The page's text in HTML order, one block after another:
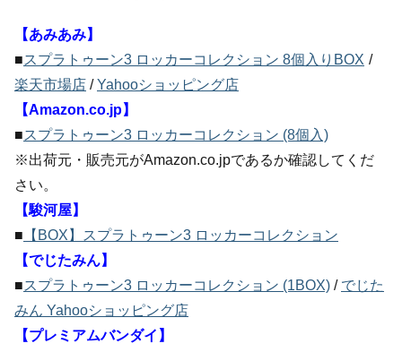
【あみあみ】
■スプラトゥーン3 ロッカーコレクション 8個入りBOX /
楽天市場店 /Yahooショッピング店
【Amazon.co.jp】
■スプラトゥーン3 ロッカーコレクション (8個入)
※出荷元・販売元がAmazon.co.jpであるか確認してくだ
さい。
【駿河屋】
■ 【BOX】スプラトゥーン3 ロッカーコレクション
【でじたみん】
■スプラトゥーン3 ロッカーコレクション (1BOX) / でじた
みん Yahooショッピング店
【プレミアムバンダイ】